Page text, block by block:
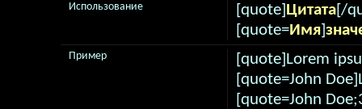
[quote] Цитата[/
[quote=Имя]
Использование
[quote]Lorem
[quote=John
[quote=John
Пример